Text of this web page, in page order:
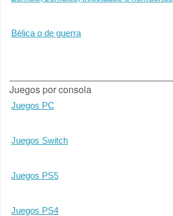
Bélica o de guerra
Juegos por consola
Juegos PC
Juegos Switch
Juegos PS5
Juegos PS4